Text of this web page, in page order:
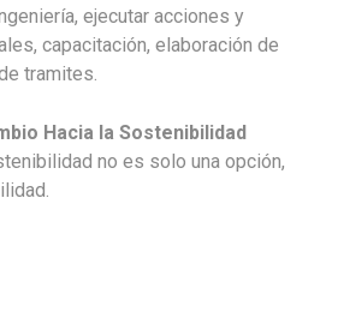
ejecutar acciones y
capacitación, elaboración de
tramites.
Hacia la Sostenibilidad
no es solo una opción,